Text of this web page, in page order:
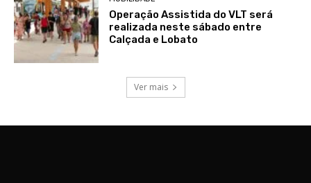
Operação Assistida do VLT será
realizada neste sábado entre
Calçada e Lobato
Ver mais